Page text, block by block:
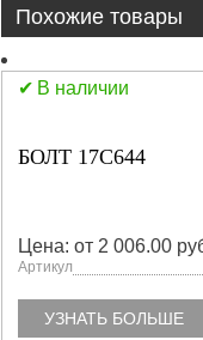
Похожие товары
В наличии
БОЛТ 17C644
Цена: от 2 006.00
Артикул
УЗНАТЬ БОЛЬШЕ